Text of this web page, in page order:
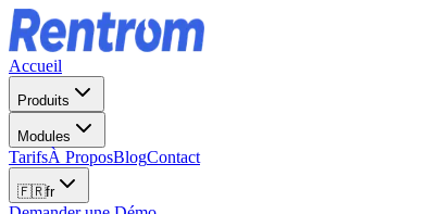
Accueil
Produits
Modules
TarifsÀ ProposBlogContact
🇫🇷fr